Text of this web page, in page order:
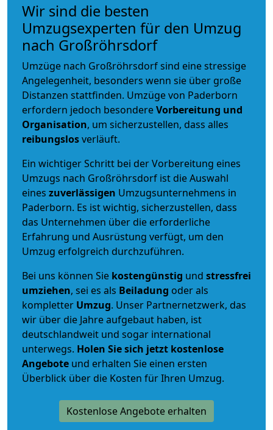
Wir sind die besten
Umzugsexperten für den Umzug
nach Großröhrsdorf
Umzüge nach Großröhrsdorf sind eine stressige
Angelegenheit, besonders wenn sie über große
Distanzen stattfinden. Umzüge von Paderborn
erfordern jedoch besondereVorbereitung und
Organisation, um sicherzustellen, dass alles
reibungslosverläuft.
Ein wichtiger Schritt bei der Vorbereitung eines
Umzugs nach Großröhrsdorf ist die Auswahl
eines zuverlässigen Umzugsunternehmens in
Paderborn. Es ist wichtig, sicherzustellen, dass
das Unternehmen über die erforderliche
Erfahrung und Ausrüstung verfügt, um den
Umzug erfolgreich durchzuführen.
Bei uns können Sie kostengünstig und stressfrei
umziehen, sei es als Beiladung oder als
kompletter Umzug. Unser Partnernetzwerk, das
wir über die Jahre aufgebaut haben, ist
deutschlandweit und sogar international
unterwegs. Holen Sie sich jetzt kostenlose
Angebote und erhalten Sie einen ersten
Überblick über die Kosten für Ihren Umzug.
Kostenlose Angebote erhalten